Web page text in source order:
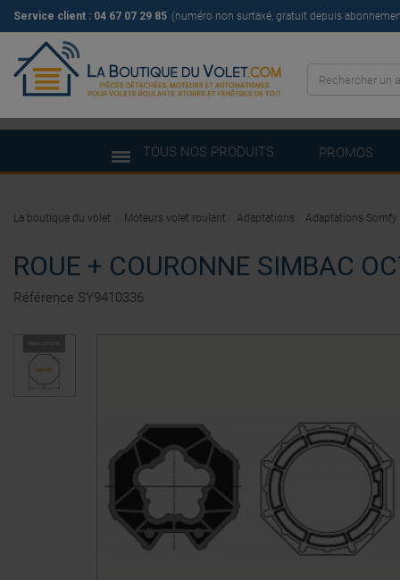
Service client : 04 67 07 29 85 (numéro non surtaxé, gratuit depuis
TOUS NOS PRODUITS PROMOS
ROUE + COURONNE SIMBAC
Référence SY9410336
La boutique du volet Moteurs volet roulant Adaptations Adaptations Somfy